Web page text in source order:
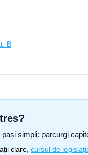
B
simpli: parcurgi
clare, cursul de